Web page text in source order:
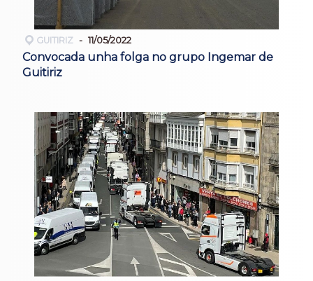
GUITIRIZ 11/05/2022
Convocada unha folga no grupo Ingemar de
Guitiriz